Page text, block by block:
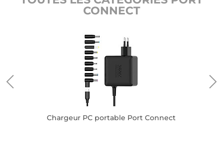
CONNECT
Chargeur PC portable Port Connect